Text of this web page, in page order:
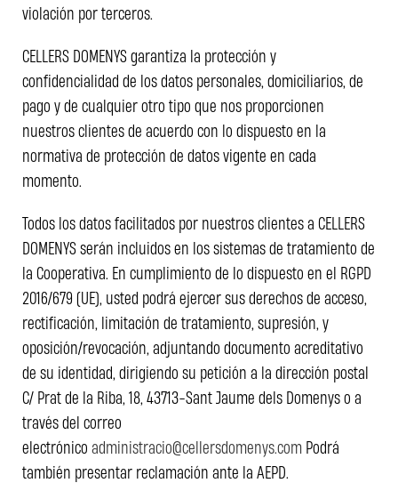
violación por terceros.
CELLERS DOMENYS garantiza la protección y
confidencialidad de los datos personales, domiciliarios, de
pago y de cualquier otro tipo que nos proporcionen
nuestros clientes de acuerdo con lo dispuesto en la
normativa de protección de datos vigente en cada
momento.
Todos los datos facilitados por nuestros clientes a CELLERS
DOMENYS serán incluidos en los sistemas de tratamiento de
la Cooperativa. En cumplimiento de lo dispuesto en el RGPD
2016/679 (UE), usted podrá ejercer sus derechos de acceso,
rectificación, limitación de tratamiento, supresión, y
oposición/revocación, adjuntando documento acreditativo
de su identidad, dirigiendo su petición a la dirección postal
C/ Prat de la Riba, 18, 43713-Sant Jaume dels Domenys o a
través del correo
electrónico administracio@cellersdomenys.com Podrá
también presentar reclamación ante la AEPD.